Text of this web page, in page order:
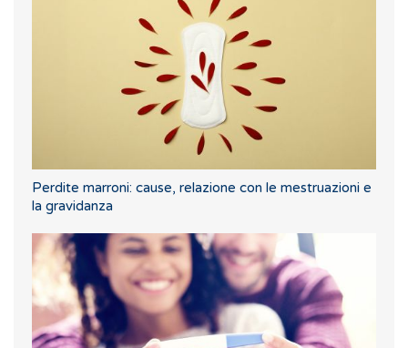
Perdite marroni: cause, relazione con le mestruazioni e
la gravidanza